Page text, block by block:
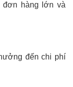
đơn hàng lớn và
đến chi phí